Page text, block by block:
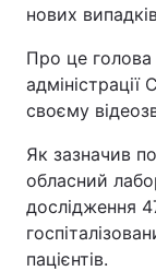
нових
Про це голова
своєму
Як зазначив
обласний
дослідження
пацієнтів.